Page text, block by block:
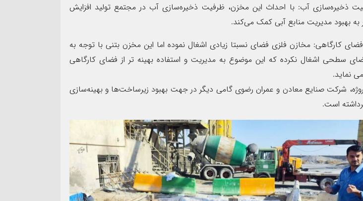
ذخیره‌سازی آب: با احداث این مخزن، ظرفیت ذخیره‌سازی آب در مجتمع تولید افزایش
به بهبود مدیریت منابع آبی کمک می‌کند.
کارگاهی: مخازن فلزی فضای نسبتا زیادی اشغال نموده اما این مخزن بتنی با توجه به
سطحی اشغال نکرده که این موضوع به مدیریت و استفاده بهینه تر از فضای کارگاهی
نماید.
شرکت صنایع معادن و عمران رضوی گامی دیگر در جهت بهبود زیرساخت‌ها و بهینه‌سازی
است.